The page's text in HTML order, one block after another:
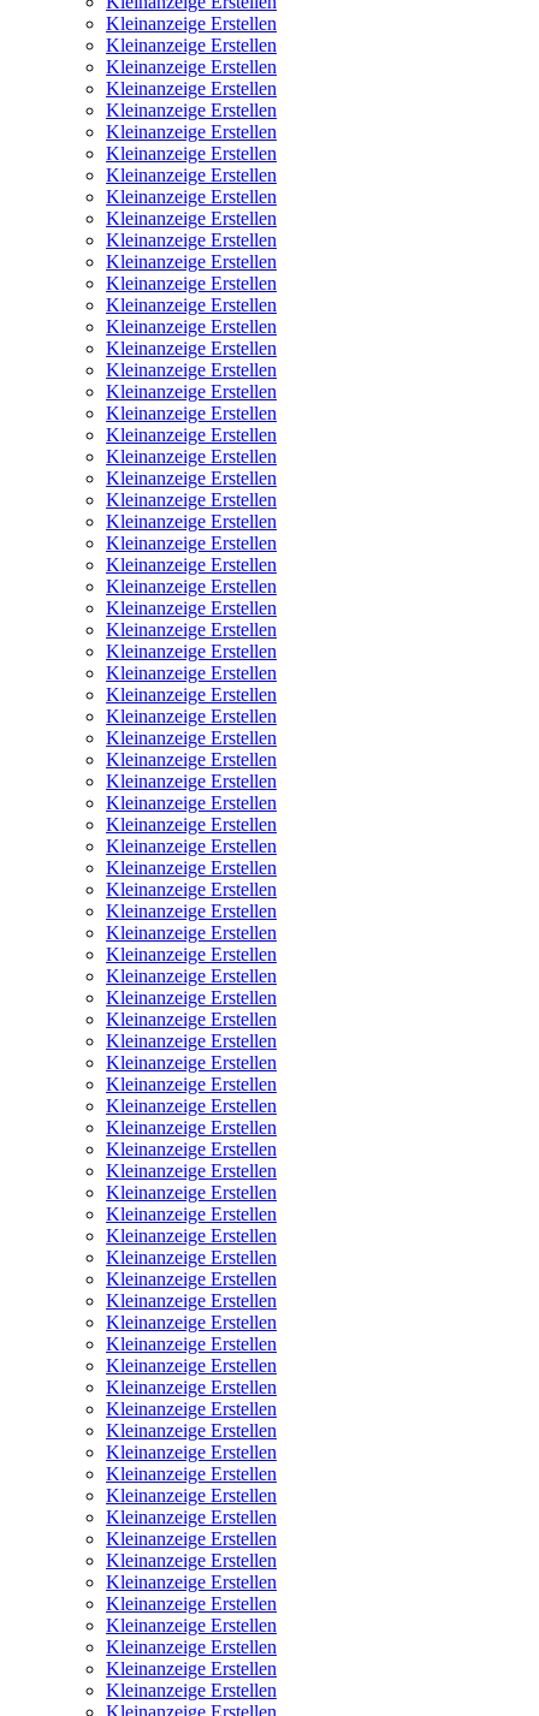
Kleinanzeige Erstellen
Kleinanzeige Erstellen
Kleinanzeige Erstellen
Kleinanzeige Erstellen
Kleinanzeige Erstellen
Kleinanzeige Erstellen
Kleinanzeige Erstellen
Kleinanzeige Erstellen
Kleinanzeige Erstellen
Kleinanzeige Erstellen
Kleinanzeige Erstellen
Kleinanzeige Erstellen
Kleinanzeige Erstellen
Kleinanzeige Erstellen
Kleinanzeige Erstellen
Kleinanzeige Erstellen
Kleinanzeige Erstellen
Kleinanzeige Erstellen
Kleinanzeige Erstellen
Kleinanzeige Erstellen
Kleinanzeige Erstellen
Kleinanzeige Erstellen
Kleinanzeige Erstellen
Kleinanzeige Erstellen
Kleinanzeige Erstellen
Kleinanzeige Erstellen
Kleinanzeige Erstellen
Kleinanzeige Erstellen
Kleinanzeige Erstellen
Kleinanzeige Erstellen
Kleinanzeige Erstellen
Kleinanzeige Erstellen
Kleinanzeige Erstellen
Kleinanzeige Erstellen
Kleinanzeige Erstellen
Kleinanzeige Erstellen
Kleinanzeige Erstellen
Kleinanzeige Erstellen
Kleinanzeige Erstellen
Kleinanzeige Erstellen
Kleinanzeige Erstellen
Kleinanzeige Erstellen
Kleinanzeige Erstellen
Kleinanzeige Erstellen
Kleinanzeige Erstellen
Kleinanzeige Erstellen
Kleinanzeige Erstellen
Kleinanzeige Erstellen
Kleinanzeige Erstellen
Kleinanzeige Erstellen
Kleinanzeige Erstellen
Kleinanzeige Erstellen
Kleinanzeige Erstellen
Kleinanzeige Erstellen
Kleinanzeige Erstellen
Kleinanzeige Erstellen
Kleinanzeige Erstellen
Kleinanzeige Erstellen
Kleinanzeige Erstellen
Kleinanzeige Erstellen
Kleinanzeige Erstellen
Kleinanzeige Erstellen
Kleinanzeige Erstellen
Kleinanzeige Erstellen
Kleinanzeige Erstellen
Kleinanzeige Erstellen
Kleinanzeige Erstellen
Kleinanzeige Erstellen
Kleinanzeige Erstellen
Kleinanzeige Erstellen
Kleinanzeige Erstellen
Kleinanzeige Erstellen
Kleinanzeige Erstellen
Kleinanzeige Erstellen
Kleinanzeige Erstellen
Kleinanzeige Erstellen
Kleinanzeige Erstellen
Kleinanzeige Erstellen
Kleinanzeige Erstellen